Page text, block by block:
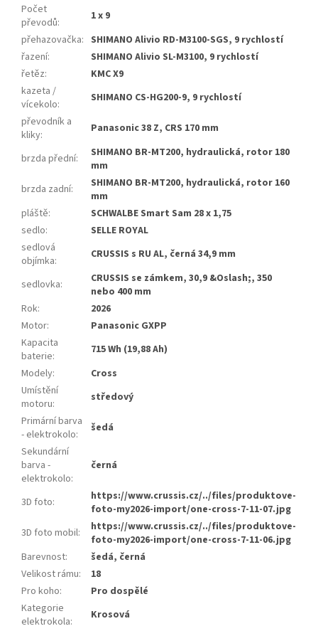
Počet
převodů:
1 x 9
přehazovačka: SHIMANO Alivio RD-M3100-SGS, 9 rychlostí
řazení:
SHIMANO Alivio SL-M3100, 9 rychlostí
řetěz:
KMC X9
kazeta /
vícekolo:
SHIMANO CS-HG200-9, 9 rychlostí
převodník a
kliky: Panasonic 38 Z, CRS 170 mm
brzda přední:
SHIMANO BR-MT200, hydraulická, rotor 180
mm
brzda zadní:
SHIMANO BR-MT200, hydraulická, rotor 160
mm
pláště:
SCHWALBE Smart Sam 28 x 1,75
sedlo:
SELLE ROYAL
sedlová
objímka: CRUSSIS s RU AL, černá 34,9 mm
sedlovka:
CRUSSIS se zámkem, 30,9 &Oslash;, 350
nebo 400 mm
Rok:
2026
Motor:
Panasonic GXPP
Kapacita
baterie:
715 Wh (19,88 Ah)
Modely:
Cross
Umístění
motoru:
středový
Primární barva
- elektrokolo:
šedá
Sekundární
barva -
elektrokolo:
černá
3D foto:
https://www.crussis.cz/../files/produktove-
foto-my2026-import/one-cross-7-11-07.jpg
3D foto mobil:
https://www.crussis.cz/../files/produktove-
foto-my2026-import/one-cross-7-11-06.jpg
Barevnost:
šedá, černá
Velikost rámu:
18
Pro koho:
Pro dospělé
Kategorie
elektrokola: Krosová